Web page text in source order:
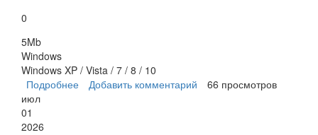
0
5Mb
Windows
Windows XP / Vista / 7 / 8 / 10
Подробнее о FILEMinimizer Pictures
Добавить комментарий
66 просмотров
июл
01
2026